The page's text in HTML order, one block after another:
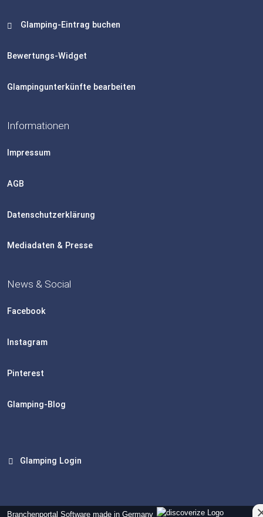
Glamping-Eintrag buchen
Bewertungs-Widget
Glampingunterkünfte bearbeiten
Informationen
Impressum
AGB
Datenschutzerklärung
Mediadaten & Presse
News & Social
Facebook
Instagram
Pinterest
Glamping-Blog
Glamping Login
Branchenportal Software made in Germany